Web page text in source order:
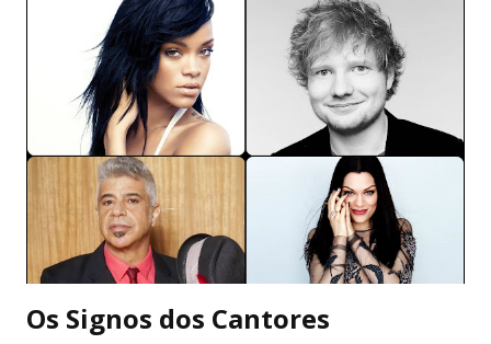
nada mais parecia estar definido. E isso me definhava aos
poucos. Me comia viva sem pedir troco, me dessensibilizava
a ponto de eu me sensibilizar com migalhas. Eu não era
mais minha ou de quem quer que fosse. Isso me frustrava.
Mais uma vez, me via ali estirada ao chão, como quem pede
ao mundo um pouco de carinho. Sempre perto de
aniversários. Ninguém continuava tendo respostas para as
coincidências que apareciam em determinados meses. Será
que esse ciclo torto sempre voltaria a se repetir? Eu ...
Os Signos dos Cantores